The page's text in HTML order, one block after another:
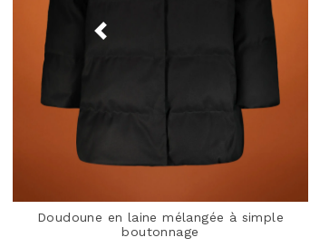
Doudoune en laine mélangée à simple
boutonnage